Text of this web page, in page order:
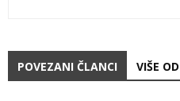
POVEZANI ČLANCI VIŠE